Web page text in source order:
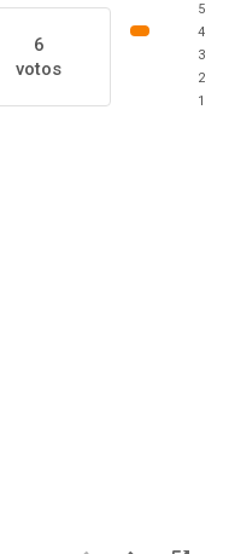
6
votos
5
4
3
2
1